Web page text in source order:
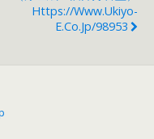
Https://www.ukiyo-
E.co.jp/98953